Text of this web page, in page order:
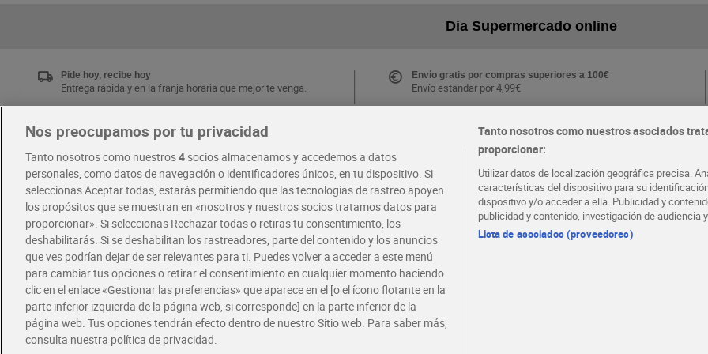
Dia Supermercado online
Pide hoy, recibe hoy
Entrega rápida y en la franja horaria que mejor te venga.
Envío gratis por compras superiores a 100€
Envío estandar por 4,99€
Disfruta las ventajas y ofertas exclusivas.
Descárgate la APP Dia
Folletos y Tiendas
cercana
RECETAS · COMER MEJOR CADA DIA · EMPLEO
Política de privacidad Política de cookies
Nos preocupamos por tu privacidad
Tanto nosotros como nuestros4socios almacenamos y accedemos a datos
personales, como datos de navegación o identificadores únicos, en tu dispositivo. Si
seleccionas Aceptar todas, estarás permitiendo que las tecnologías de rastreo apoyen
los propósitos que se muestran en «nosotros y nuestros socios tratamos datos para
proporcionar». Si seleccionas Rechazar todas o retiras tu consentimiento, los
deshabilitarás. Si se deshabilitan los rastreadores, parte del contenido y los anuncios
que ves podrían dejar de ser relevantes para ti. Puedes volver a acceder a este menú
para cambiar tus opciones o retirar el consentimiento en cualquier momento haciendo
clic en el enlace «Gestionar las preferencias» que aparece en el [o el ícono flotante en la
parte inferior izquierda de la página web, si corresponde] en la parte inferior de la
página web. Tus opciones tendrán efecto dentro de nuestro Sitio web. Para saber más,
consulta nuestra política de privacidad.
Tanto nosotros como nuestros asociados
proporcionar:
Utilizar datos de localización geográfica precisa.
características del dispositivo para su
dispositivo y/o acceder a ella. Publicidad y
publicidad y contenido, investigación de audiencia
Lista de asociados (proveedores)